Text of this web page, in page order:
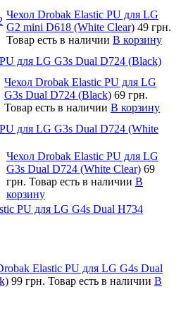
Чехол Drobak Elastic PU для LG
G2 mini D618 (White Clear) 49 грн.
Товар есть в наличии В корзину
для LG G3s Dual D724 (Black)
Чехол Drobak Elastic PU для LG
G3s Dual D724 (Black) 69 грн.
Товар есть в наличии В корзину
для LG G3s Dual D724 (White
Чехол Drobak Elastic PU для LG
G3s Dual D724 (White Clear) 69
грн. Товар есть в наличии В
корзину
PU для LG G4s Dual H734
Elastic PU для LG G4s Dual
99 грн. Товар есть в наличии В